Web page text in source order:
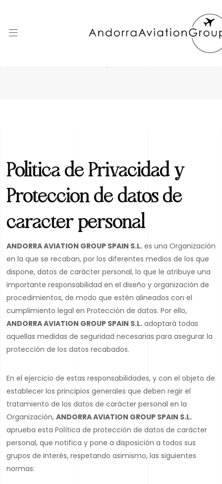
Política de Privacidad
Politica de Privacidad y
Proteccion de datos de
caracter personal
ANDORRA AVIATION GROUP SPAIN S.L. es una Organización
en la que se recaban, por los diferentes medios de los que
dispone, datos de carácter personal, lo que le atribuye una
importante responsabilidad en el diseño y organización de
procedimientos, de modo que estén alineados con el
cumplimiento legal en Protección de datos. Por ello,
ANDORRA AVIATION GROUP SPAIN S.L. adoptará todas
aquellas medidas de seguridad necesarias para asegurar la
protección de los datos recabados.
En el ejercicio de estas responsabilidades, y con el objeto de
establecer los principios generales que deben regir el
tratamiento de los datos de carácter personal en la
Organización, ANDORRA AVIATION GROUP SPAIN S.L.
aprueba esta Política de protección de datos de carácter
personal, que notifica y pone a disposición a todos sus
grupos de Interés, respetando asimismo, las siguientes
normas: